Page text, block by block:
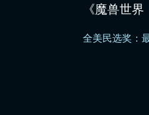
《魔兽世
全美民选奖：